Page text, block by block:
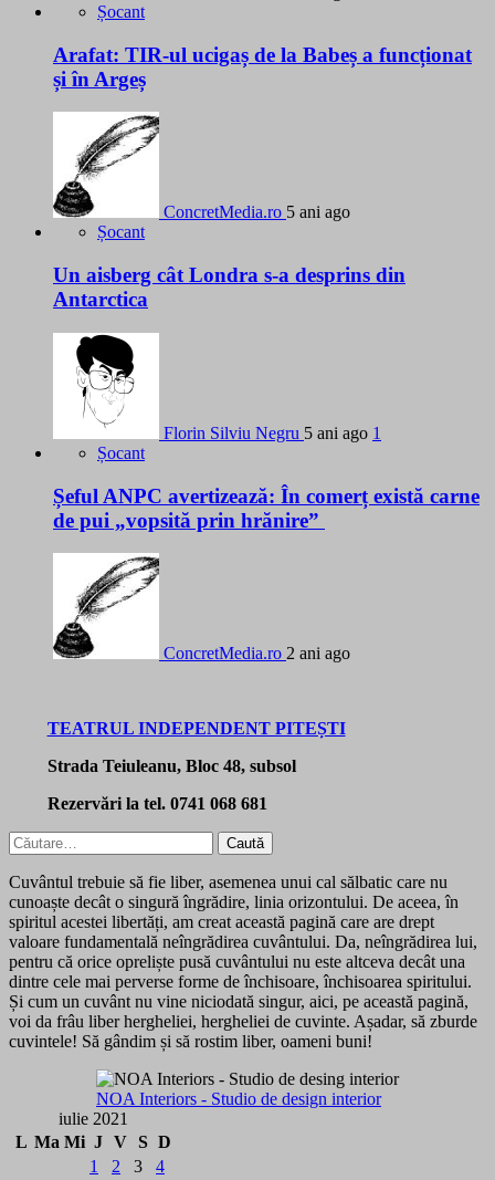
Șocant
Arafat: TIR-ul ucigaș de la Babeș a funcționat
și în Argeș
ConcretMedia.ro 5 ani ago
Șocant
Un aisberg cât Londra s-a desprins din
Antarctica
Florin Silviu Negru 5 ani ago 1
Șocant
Șeful ANPC avertizează: În comerț există carne
de pui „vopsită prin hrănire”
ConcretMedia.ro 2 ani ago
TEATRUL INDEPENDENT PITEȘTI
Strada Teiuleanu, Bloc 48, subsol
Rezervări la tel. 0741 068 681
Caută
după:
Cuvântul trebuie să fie liber, asemenea unui cal sălbatic care nu
cunoaște decât o singură îngrădire, linia orizontului. De aceea, în
spiritul acestei libertăți, am creat această pagină care are drept
valoare fundamentală neîngrădirea cuvântului. Da, neîngrădirea lui,
pentru că orice opreliște pusă cuvântului nu este altceva decât una
dintre cele mai perverse forme de închisoare, închisoarea spiritului.
Și cum un cuvânt nu vine niciodată singur, aici, pe această pagină,
voi da frâu liber hergheliei, hergheliei de cuvinte. Așadar, să zburde
cuvintele! Să gândim și să rostim liber, oameni buni!
NOA Interiors - Studio de design interior
iulie 2021
L Ma Mi J V S D
1
2 3
4